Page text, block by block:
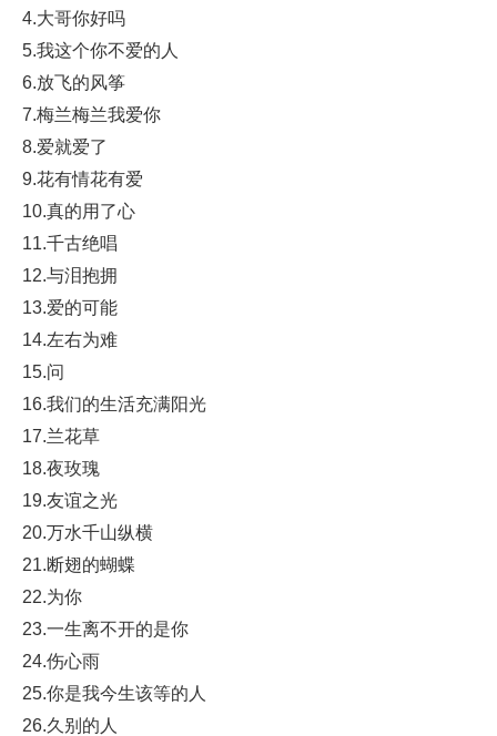
4.大哥你好吗
5.我这个你不爱的人
6.放飞的风筝
7.梅兰梅兰我爱你
8.爱就爱了
9.花有情花有爱
10.真的用了心
11.千古绝唱
12.与泪抱拥
13.爱的可能
14.左右为难
15.问
16.我们的生活充满阳光
17.兰花草
18.夜玫瑰
19.友谊之光
20.万水千山纵横
21.断翅的蝴蝶
22.为你
23.一生离不开的是你
24.伤心雨
25.你是我今生该等的人
26.久别的人